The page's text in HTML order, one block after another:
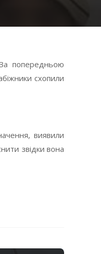
попередньою
схопили
виявили
звідки вона